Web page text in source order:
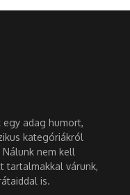
egy adag humort,
kategóriákról
nem kell
tartalmakkal várunk,
is.